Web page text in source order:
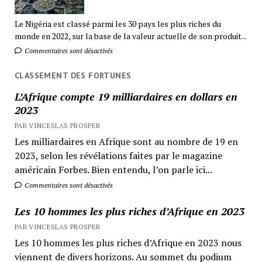
Le Nigéria est classé parmi les 30 pays les plus riches du
monde en 2022, sur la base de la valeur actuelle de son produit...
Commentaires sont désactivés
CLASSEMENT DES FORTUNES
L’Afrique compte 19 milliardaires en dollars en
2023
PAR VINCESLAS PROSPER
Les milliardaires en Afrique sont au nombre de 19 en
2023, selon les révélations faites par le magazine
américain Forbes. Bien entendu, l’on parle ici...
Commentaires sont désactivés
Les 10 hommes les plus riches d’Afrique en 2023
PAR VINCESLAS PROSPER
Les 10 hommes les plus riches d’Afrique en 2023 nous
viennent de divers horizons. Au sommet du podium